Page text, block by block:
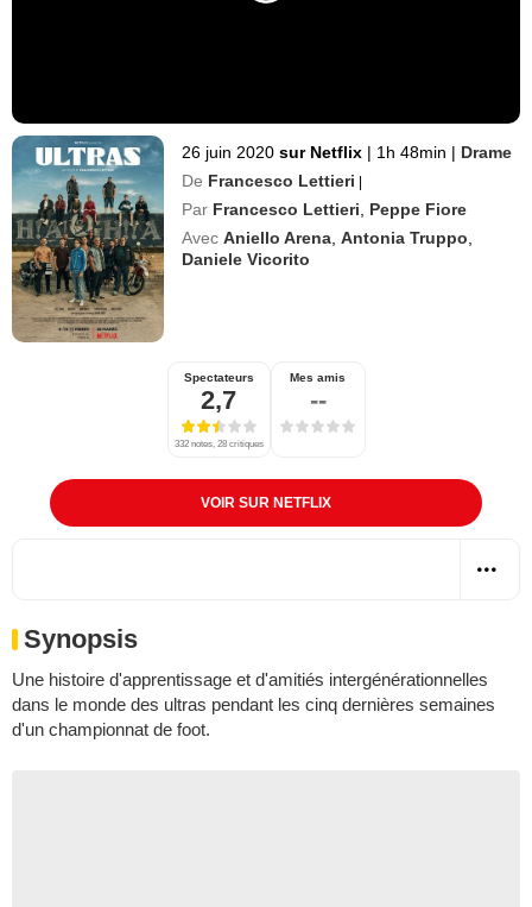
26 juin 2020 sur Netflix | 1h 48min | Drame
De Francesco Lettieri |
Par Francesco Lettieri
Peppe Fiore
Avec Aniello Arena ,Antonia Truppo
Daniele Vicorito
Spectateurs
2,7
332 notes, 28 critiques
Mes amis
--
VOIR SUR NETFLIX
Synopsis
Une histoire d'apprentissage et d'amitiés intergénérationnelles
dans le monde des ultras pendant les cinq dernières semaines
d'un championnat de foot.